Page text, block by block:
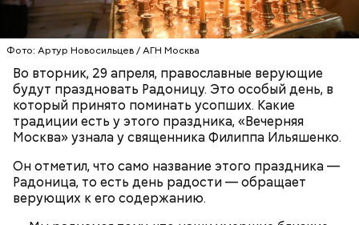
Фото: Артур Новосильцев / АГН Москва
Во вторник, 29 апреля, православные верующие
будут праздновать Радоницу. Это особый день, в
который принято поминать усопших. Какие
традиции есть у этого праздника, «Вечерняя
Москва» узнала у священника Филиппа Ильяшенко.
Он отметил, что само название этого праздника —
Радоница, то есть день радости — обращает
верующих к его содержанию.
— Кабачки нужно натереть длинными слайсами
(это можно сделать на специальной терке),
похожими на спагетти, и уложить в противень.
Дальше нужно добавить немного растительного
масла, соль, а сверху бросить хаотично
порезанную брынзу. Затем добавляются помидоры
черри или грунтовые, — рассказал шеф-повар.
— Там может содержаться огромное количество
нитратов, которое вызовет головокружение,